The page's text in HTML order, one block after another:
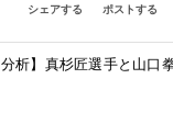
シェアする ポストする
析】真杉匠選手と山口